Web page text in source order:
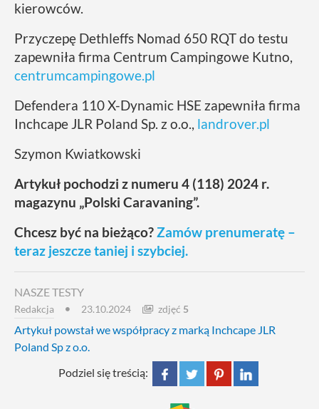
kierowców.
Przyczepę Dethleffs Nomad 650 RQT do testu
zapewniła firma Centrum Campingowe Kutno,
centrumcampingowe.pl
Defendera 110 X-Dynamic HSE zapewniła firma
Inchcape JLR Poland Sp. z o.o., landrover.pl
Szymon Kwiatkowski
Artykuł pochodzi z numeru 4 (118) 2024 r.
magazynu „Polski Caravaning”.
Chcesz być na bieżąco?Zamów prenumeratę –
teraz jeszcze taniej i szybciej.
NASZE TESTY
Redakcja 23.10.2024 zdjęć 5
Artykuł powstał we współpracy z marką Inchcape JLR
Poland Sp z o.o.
Podziel się treścią: